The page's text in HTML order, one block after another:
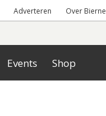
Adverteren Over
Events Shop